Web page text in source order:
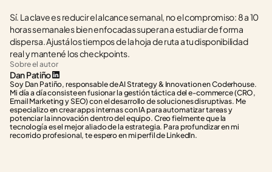
Sí. La clave es reducir el alcance semanal, no el compromiso: 8 a 10
horas semanales bien enfocadas superan a estudiar de forma
dispersa. Ajustá los tiempos de la hoja de ruta a tu disponibilidad
real y mantené los checkpoints.
Sobre el autor
Dan Patiño
Soy Dan Patiño, responsable de AI Strategy & Innovation en Coderhouse.
Mi día a día consiste en fusionar la gestión táctica del e-commerce (CRO,
Email Marketing y SEO) con el desarrollo de soluciones disruptivas. Me
especializo en crear apps internas con IA para automatizar tareas y
potenciar la innovación dentro del equipo. Creo fielmente que la
tecnología es el mejor aliado de la estrategia. Para profundizar en mi
recorrido profesional, te espero en mi perfil de LinkedIn.